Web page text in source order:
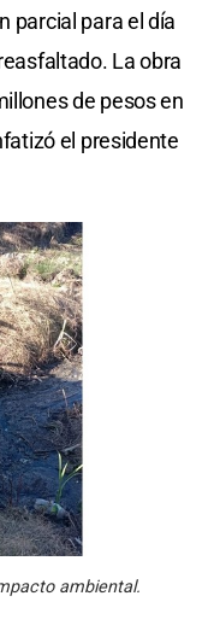
parcial para el día
La obra
de pesos en
el presidente
ambiental.